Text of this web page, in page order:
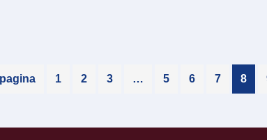
1 2 3 … 5 6 7 8